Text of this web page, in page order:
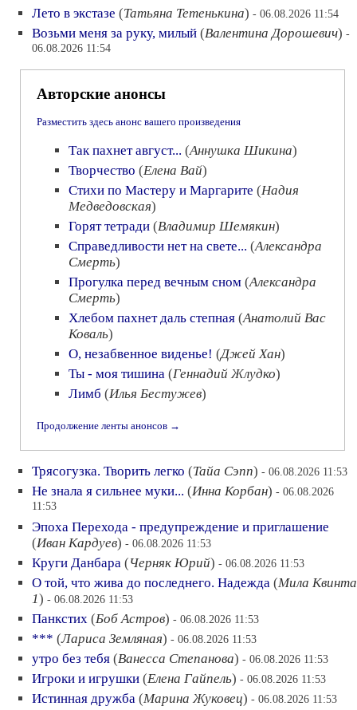
Лето в экстазе (Татьяна Тетенькина) - 06.08.2026 11:54
Возьми меня за руку, милый (Валентина Дорошевич) -
06.08.2026 11:54
Авторские анонсы
Разместить здесь анонс вашего произведения
Так пахнет август... (Аннушка Шикина)
Творчество (Елена Вай)
Стихи по Мастеру и Маргарите (Надия
Медведовская)
Горят тетради (Владимир Шемякин)
Справедливости нет на свете... (Александра
Смерть)
Прогулка перед вечным сном (Александра
Смерть)
Хлебом пахнет даль степная (Анатолий Вас
Коваль)
О, незабвенное виденье! (Джей Хан)
Ты - моя тишина (Геннадий Жлудко)
Лимб (Илья Бестужев)
Продолжение ленты анонсов →
Трясогузка. Творить легко (Тайа Сэпп) - 06.08.2026 11:53
Не знала я сильнее муки... (Инна Корбан) - 06.08.2026
11:53
Эпоха Перехода - предупреждение и приглашение
(Иван Кардуев) - 06.08.2026 11:53
Круги Данбара (Черняк Юрий) - 06.08.2026 11:53
О той, что жива до последнего. Надежда (Мила Квинта
1) - 06.08.2026 11:53
Панкстих (Боб Астров) - 06.08.2026 11:53
*** (Лариса Земляная) - 06.08.2026 11:53
утро без тебя (Ванесса Степанова) - 06.08.2026 11:53
Игроки и игрушки (Елена Гайпель) - 06.08.2026 11:53
Истинная дружба (Марина Жуковец) - 06.08.2026 11:53